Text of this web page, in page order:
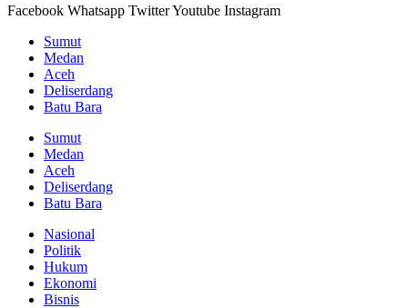
Facebook Whatsapp TwitterYoutube Instagram
Sumut
Medan
Aceh
Deliserdang
Batu Bara
Sumut
Medan
Aceh
Deliserdang
Batu Bara
Nasional
Politik
Hukum
Ekonomi
Bisnis